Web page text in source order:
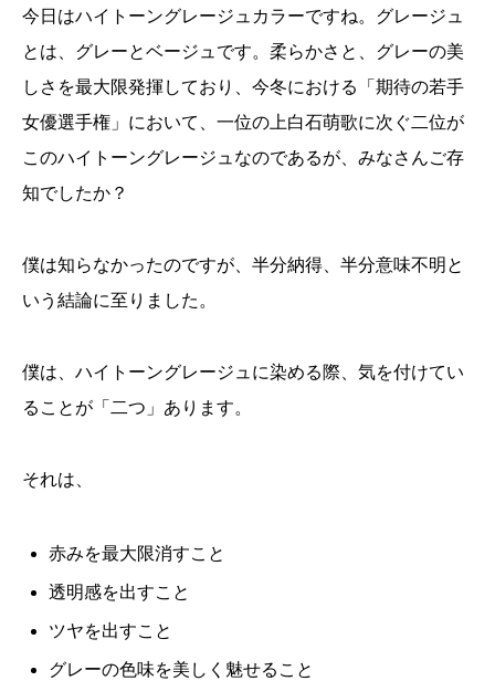
今日はハイトーングレージュカラーですね。グレージュ
とは、グレーとベージュです。柔らかさと、グレーの美
しさを最大限発揮しており、今冬における「期待の若手
女優選手権」において、一位の上白石萌歌に次ぐ二位が
このハイトーングレージュなのであるが、みなさんご存
知でしたか？
僕は知らなかったのですが、半分納得、半分意味不明と
いう結論に至りました。
僕は、ハイトーングレージュに染める際、気を付けてい
ることが「二つ」あります。
それは、
赤みを最大限消すこと
透明感を出すこと
ツヤを出すこと
グレーの色味を美しく魅せること